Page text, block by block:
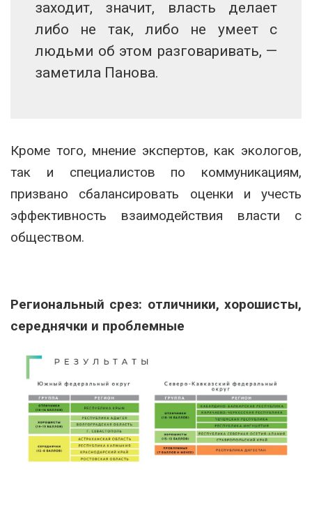
заходит, значит, власть делает
либо не так, либо не умеет с
людьми об этом разговаривать, —
заметила Панова.
Кроме того, мнение экспертов, как экологов,
так и специалистов по коммуникациям,
призвано сбалансировать оценки и учесть
эффективность взаимодействия власти с
обществом.
Региональный срез: отличники, хорошисты,
середнячки и проблемные